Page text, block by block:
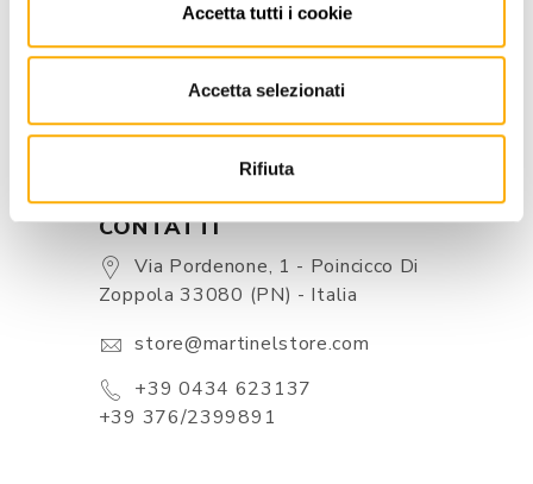
Accetta tutti i cookie
Accetta selezionati
Rifiuta
MIGLIOR PREZZO GARANTITO
CONTATTI
Via Pordenone, 1 - Poincicco Di
Zoppola 33080 (PN) - Italia
store@martinelstore.com
+39 0434 623137
+39 376/2399891